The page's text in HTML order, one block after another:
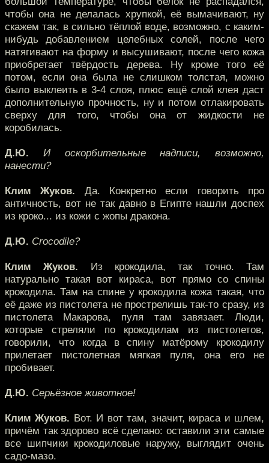
чтобы она не делалась хрупкой, её вымачивают, ну
скажем так, в сильно тёплой воде, возможно, с каким-
нибудь добавлением целебных солей, после чего
натягивают на форму и высушивают, после чего кожа
приобретает твёрдость дерева. Ну кроме того её
потом, если она была не слишком толстая, можно
было выклеить в 3-4 слоя, плюс ещё слой клея даст
дополнительную прочность, ну и потом отлакировать
сверху для того, чтобы она от жидкости не
коробилась.
Д.Ю. И оскорбительные надписи, возможно,
нанести?
Клим Жуков. Да. Конкретно если говорить про
античность, вот не так давно в Египте нашли доспех
из кроко... из кожи с жопы дракона.
Д.Ю. Сrocodile?
Клим Жуков. Из крокодила, так точно. Там
натурально такая вот кираса, вот прямо со спины
крокодила. Там на спине у крокодила кожа такая, что
её даже из пистолета не прострелишь так-то сразу, из
пистолета Макарова, пуля там завязает. Люди,
которые стреляли по крокодилам из пистолетов,
говорили, что когда в спину матёрому крокодилу
прилетает пистолетная мягкая пуля, она его не
пробивает.
Д.Ю. Серьёзное животное!
Клим Жуков. Вот. И вот там, значит, кираса и шлем,
причём так здорово всё сделано: оставили эти самые
все шипчики крокодиловые наружу, выглядит очень
садо-мазо.